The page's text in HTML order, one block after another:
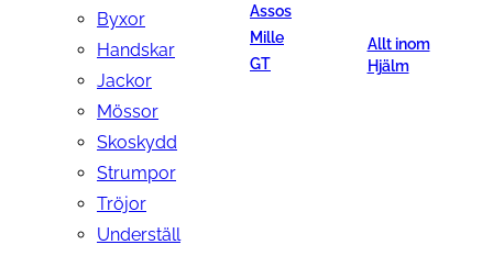
Byxor
Handskar
Jackor
Mössor
Skoskydd
Strumpor
Tröjor
Underställ
Assos
Mille
GT
Allt inom
Hjälm